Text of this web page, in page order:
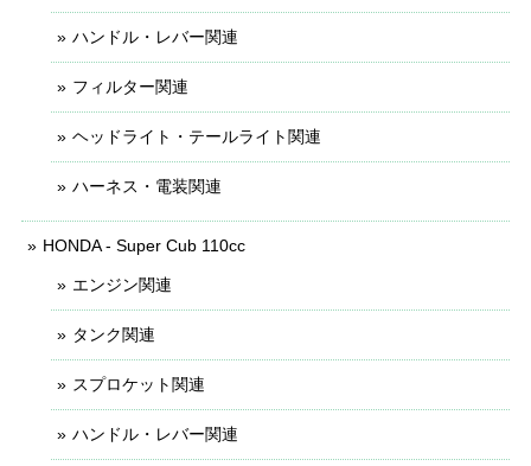
ハンドル・レバー関連
フィルター関連
ヘッドライト・テールライト関連
ハーネス・電装関連
HONDA - Super Cub 110cc
エンジン関連
タンク関連
スプロケット関連
ハンドル・レバー関連